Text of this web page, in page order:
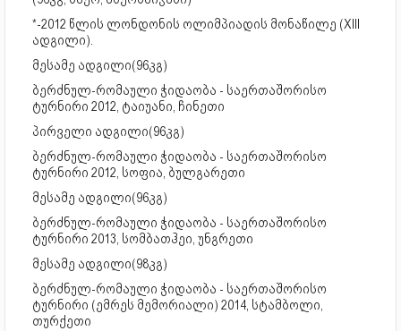
*-2012 წლის ლონდონის ოლიმპიადის მონაწილე (XIII
ადგილი).
მესამე ადგილი(96კგ)
ბერძნულ-რომაული ჭიდაობა - საერთაშორისო
ტურნირი 2012, ტაიუანი, ჩინეთი
პირველი ადგილი(96კგ)
ბერძნულ-რომაული ჭიდაობა - საერთაშორისო
ტურნირი 2012, სოფია, ბულგარეთი
მესამე ადგილი(96კგ)
ბერძნულ-რომაული ჭიდაობა - საერთაშორისო
ტურნირი 2013, სომბათჰეი, უნგრეთი
მესამე ადგილი(98კგ)
ბერძნულ-რომაული ჭიდაობა - საერთაშორისო
ტურნირი (ემრეს მემორიალი) 2014, სტამბოლი,
თურქეთი